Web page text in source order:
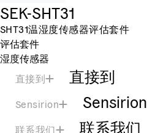
SEK-SHT31
SHT31温湿度传感器评估套件
评估套件
湿度传感器
直接到
直接到
Sensirion Sensirion
联系我们 联系我们